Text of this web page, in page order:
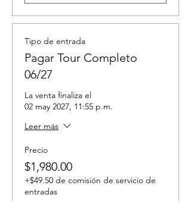
Tipo de entrada
Pagar Tour Completo
06/27
La venta finaliza el
02 may 2027, 11:55 p.m.
Leer más
Precio
$1,980.00
+$49.50 de comisión de servicio de
entradas